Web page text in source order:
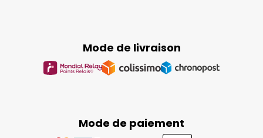
Mode de paiement
Mode de livraison